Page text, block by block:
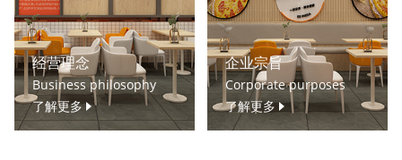
经营理念
Business philosophy
了解更多
企业宗旨
Corporate purposes
了解更多